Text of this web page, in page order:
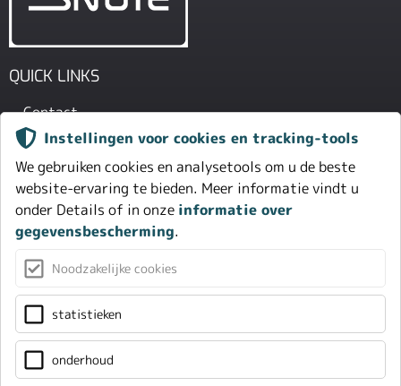
QUICK LINKS
Contact
Over ons (legal notice)
Gegevensbescherming
IAD GMBH
Johann-Georg-Halske-Str. 11
41352 Korschenbroich
Duitsland
Tel.+49(0)2161-61783-0
E-Mail:hifi@iad-gmbh.de
Instellingen voor cookies en tracking-tools
We gebruiken cookies en analysetools om u de beste
website-ervaring te bieden. Meer informatie vindt u
onder Details of in onze informatie over
gegevensbescherming.
Noodzakelijke cookies
statistieken
onderhoud